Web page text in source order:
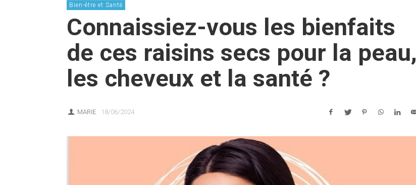
Bien-être et Santé
Connaissiez-vous les bienfaits
de ces raisins secs pour la peau,
les cheveux et la santé ?
MARIE 18/06/2024